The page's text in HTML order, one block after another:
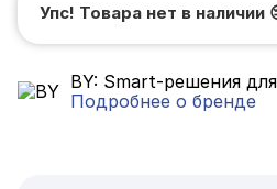
Упс! Товара нет в наличии
BY: Smart-решения
Подробнее о бренде